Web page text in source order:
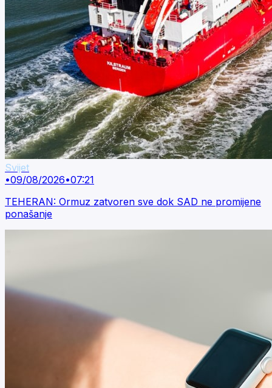
Svijet
•09/08/2026•07:21
TEHERAN: Ormuz zatvoren sve dok SAD ne promijene
ponašanje